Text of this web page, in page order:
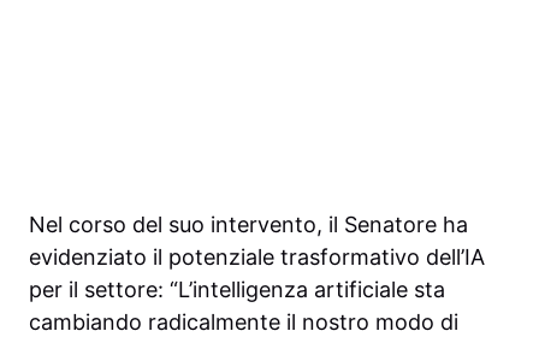
Nel corso del suo intervento, il Senatore ha
evidenziato il potenziale trasformativo dell’IA
per il settore: “L’intelligenza artificiale sta
cambiando radicalmente il nostro modo di